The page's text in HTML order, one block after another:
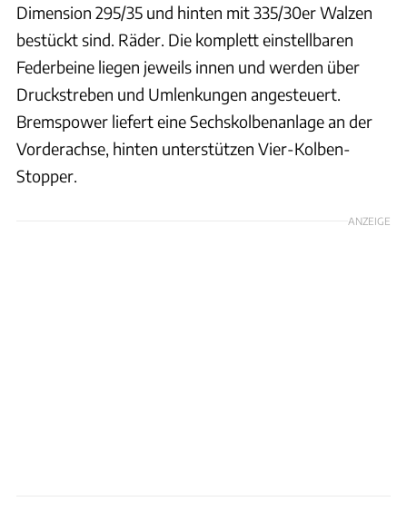
Dimension 295/35 und hinten mit 335/30er Walzen
bestückt sind. Räder. Die komplett einstellbaren
Federbeine liegen jeweils innen und werden über
Druckstreben und Umlenkungen angesteuert.
Bremspower liefert eine Sechskolbenanlage an der
Vorderachse, hinten unterstützen Vier-Kolben-
Stopper.
ANZEIGE